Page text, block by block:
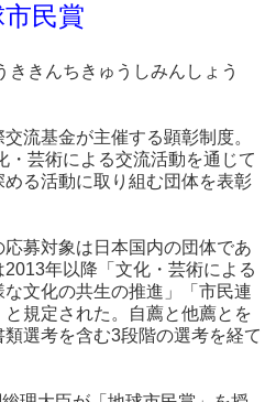
民賞
ききんちきゅうしみんしょう
流基金が主催する顕彰制度。
・芸術による交流活動を通じて
る活動に取り組む団体を表彰
募対象は日本国内の団体であ
年以降「文化・芸術による
文化の共生の推進」「市民連
規定された。自薦と他薦とを
選考を含む3段階の選考を経て